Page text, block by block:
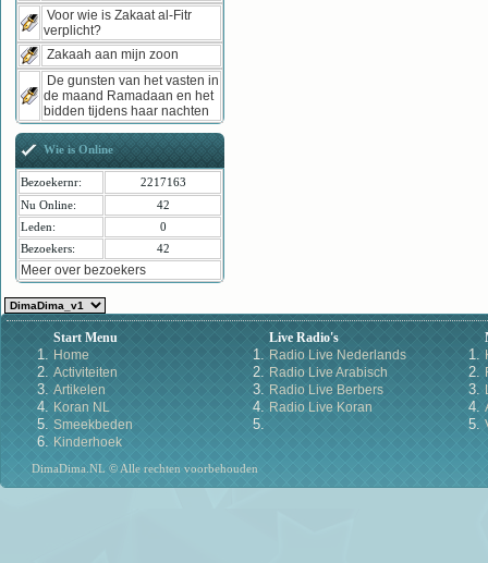
Voor wie is Zakaat al-Fitr
verplicht?
Zakaah aan mijn zoon
De gunsten van het vasten in
de maand Ramadaan en het
bidden tijdens haar nachten
Wie is Online
Bezoekernr:
2217163
Nu Online:
42
Leden:
0
Bezoekers:
42
Meer over bezoekers
Start Menu
Home
Activiteiten
Artikelen
Koran NL
Smeekbeden
Kinderhoek
Live Radio's
Radio Live Nederlands
Radio Live Arabisch
Radio Live Berbers
Radio Live Koran
DimaDima.NL © Alle rechten voorbehouden